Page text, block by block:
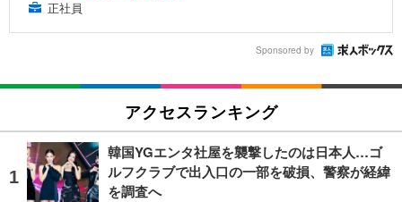
正社員
Sponsored by
アクセスランキング
韓国YGエンタ社屋を襲撃したのは日本人…ゴ
ルフクラブで出入口の一部を破損、警察が経緯
を調査へ